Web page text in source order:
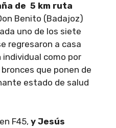
de 5 km ruta
Benito (Badajoz)
uno de los siete
regresaron a casa
como por
que ponen de
estado de salud
en F45, y Jesús